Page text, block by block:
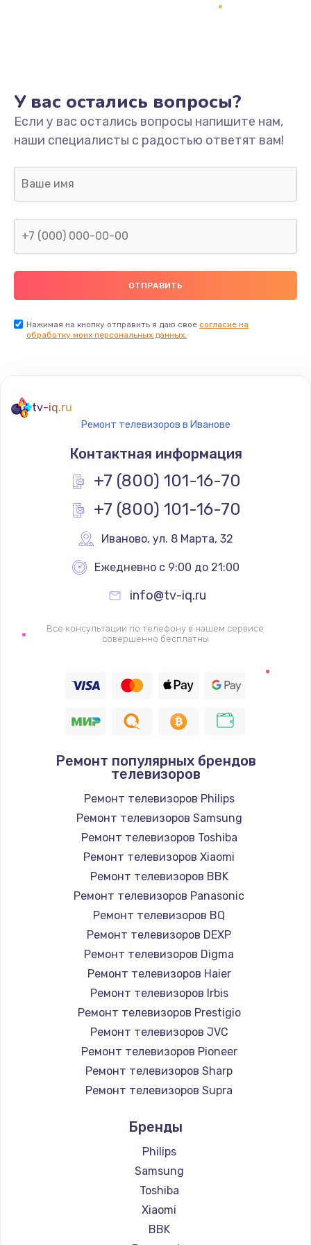
Не включается
1400 руб.
Заказать
Нет звука
800 руб.
Не видит флешку
400 руб.
Заказать
900 руб.
Заказать
900 руб.
Заказать
Не работает
1400 руб.
Восстановление цепи питания, пайка
Заказать
Программный ремонт/прошивка
Замена Bluetooth/Wi-Fi модуля
Заказать
Замена картридера
890 руб.
Заказать
Замена микросхемы NFC
1100 руб.
Заказать
Замена шим-контроллера
Заказать
Настройка Wi-Fi
1030 руб.
Заказать
У вас остались вопросы?
Если у вас остались вопросы напишите нам,
наши специалисты с радостью ответят вам!
Нажимая на кнопку отправить я даю свое согласие на
обработку моих персональных данных.
tv-iq.ru
Ремонт телевизоров в Иванове
Контактная информация
+7 (800) 101-16-70
+7 (800) 101-16-70
Иваново, ул. 8 Марта, 32
Ежедневно с 9:00 до 21:00
info@tv-iq.ru
Все консультации по телефону в нашем сервисе
совершенно бесплатны
Ремонт популярных брендов
телевизоров
Ремонт телевизоров Philips
Ремонт телевизоров Samsung
Ремонт телевизоров Toshiba
Ремонт телевизоров Xiaomi
Ремонт телевизоров BBK
Ремонт телевизоров Panasonic
Ремонт телевизоров BQ
Ремонт телевизоров DEXP
Ремонт телевизоров Digma
Ремонт телевизоров Haier
Ремонт телевизоров Irbis
Ремонт телевизоров Prestigio
Ремонт телевизоров JVC
Ремонт телевизоров Pioneer
Ремонт телевизоров Sharp
Ремонт телевизоров Supra
Ремонт телевизоров Hisense
Ремонт телевизоров Daewoo
Ремонт телевизоров Centek
Ремонт телевизоров Telefunken
Ремонт телевизоров Hyundai
Ремонт телевизоров Doffler
Бренды
Philips
Samsung
Toshiba
Xiaomi
BBK